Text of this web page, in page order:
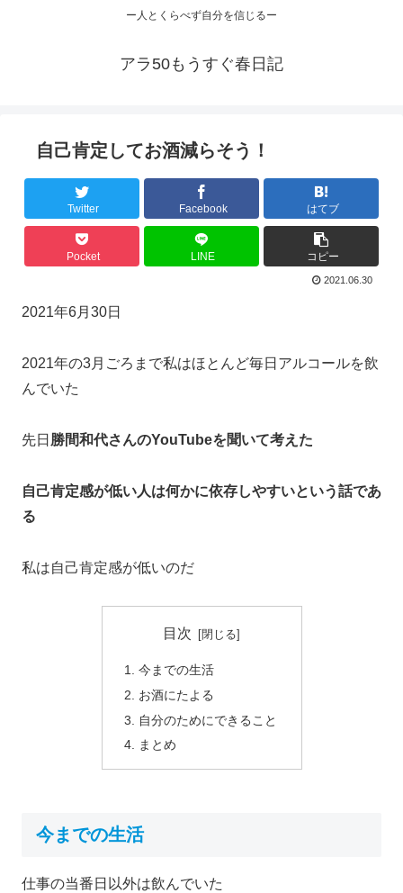
ー人とくらべず自分を信じるー
アラ50もうすぐ春日記
自己肯定してお酒減らそう！
Twitter Facebook はてブ
Pocket LINE コピー
2021.06.30
2021年6月30日
2021年の3月ごろまで私はほとんど毎日アルコールを飲
んでいた
先日 勝間和代さんのYouTubeを聞いて考えた
自己肯定感が低い人は何かに依存しやすいという話であ
る
私は自己肯定感が低いのだ
目次
今までの生活
お酒にたよる
自分のためにできること
まとめ
今までの生活
仕事の当番日以外は飲んでいた